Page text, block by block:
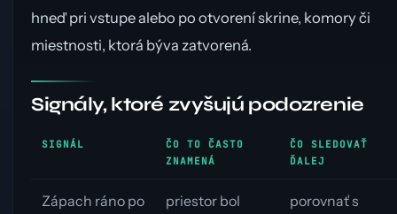
hneď pri vstupe alebo po otvorení skrine, komory či
miestnosti, ktorá býva zatvorená.
Signály, ktoré zvyšujú podozrenie
SIGNÁL
ČO TO ČASTO
ZNAMENÁ
ČO SLEDOVAŤ
ĎALEJ
Zápach ráno po
priestor bol
porovnať s